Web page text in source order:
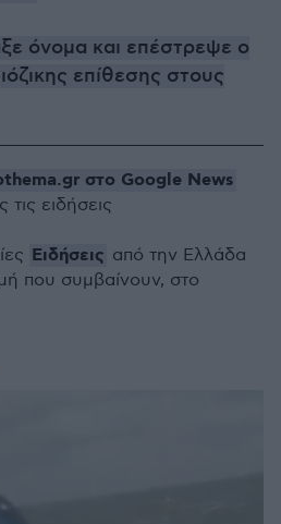
όνομα και επέστρεψε ο
επίθεσης στους
στο Google News
ειδήσεις
Ειδήσεις από την Ελλάδα
που συμβαίνουν, στο